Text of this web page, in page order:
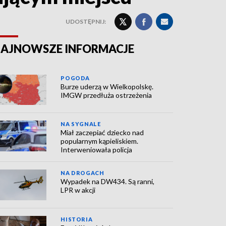
UDOSTĘPNIJ:
INFORMACJE
POGODA
Burze uderzą w Wielkopolskę.
IMGW przedłuża ostrzeżenia
NA SYGNALE
Miał zaczepiać dziecko nad
popularnym kąpieliskiem.
Interweniowała policja
NA DROGACH
Wypadek na DW434. Są ranni,
LPR w akcji
HISTORIA